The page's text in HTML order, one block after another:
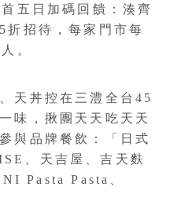
五日加碼回饋：湊齊
折招待，每家門市每
。
天丼控在三澧全台45
味，揪團天天吃天天
與品牌餐飲：「日式
、天吉屋、吉天麩
Pasta Pasta、